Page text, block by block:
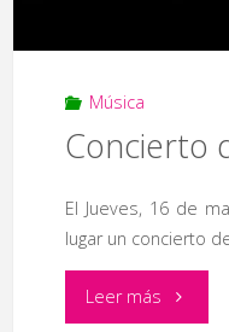
Música
Concierto
El Jueves, 16 de
lugar un concierto
Leer más"Concierto